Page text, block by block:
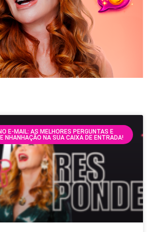
E-MAIL: AS MELHORES PERGUNTAS E
NHANHAÇÃO NA SUA CAIXA DE ENTRADA!